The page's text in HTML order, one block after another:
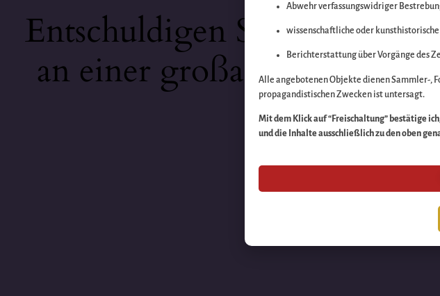
Entschuldigen Sie bitte die
an einer großartigen Sache
Abwehr verfassungswidriger
wissenschaftliche oder kunsthistorische
Berichterstattung über Vorgänge des
Alle angebotenen Objekte dienen Sammler-,
propagandistischen Zwecken ist untersagt.
Mit dem Klick auf “Freischaltung” bestätige
und die Inhalte ausschließlich zu den oben